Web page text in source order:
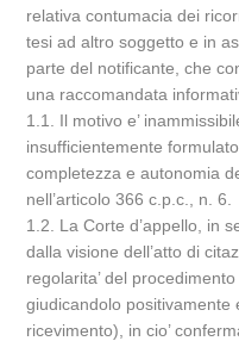
relativa contumacia dei
tesi ad altro soggetto e in
parte del notificante, che
una raccomandata
1.1. Il motivo e’
insufficientemente
completezza e autonomia
nell’articolo 366 c.p.c., n. 6.
1.2. La Corte d’appello, in
dalla visione dell’atto di
regolarita’ del
giudicandolo positivamente
ricevimento), in cio’